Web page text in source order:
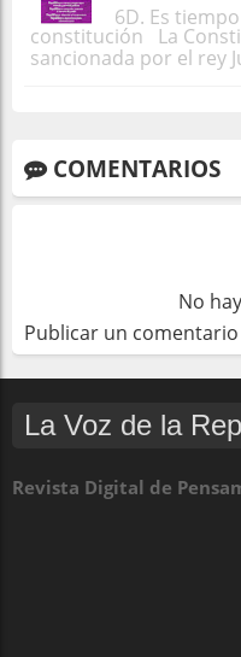
6D. Es
constitución La
sancionada por el rey
COMENTARIOS
No
Publicar un comentario
La Voz de la
Revista Digital de